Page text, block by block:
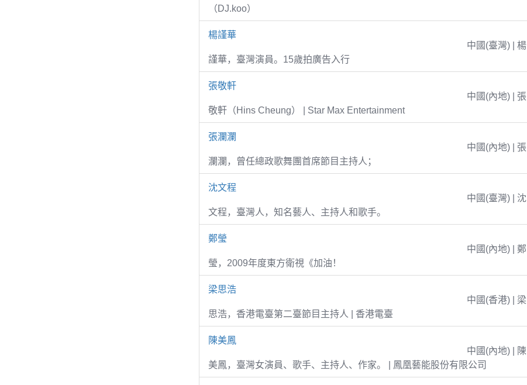
（DJ.koo）
楊謹華
中國(臺灣) | 楊
謹華，臺灣演員。15歲拍廣告入行
張敬軒
中國(內地) | 張
敬軒（Hins Cheung） | Star Max Entertainment
張瀾瀾
中國(內地) | 張
瀾瀾，曾任總政歌舞團首席節目主持人；
沈文程
中國(臺灣) | 沈
文程，臺灣人，知名藝人、主持人和歌手。
鄭瑩
中國(內地) | 鄭
瑩，2009年度東方衛視《加油！
梁思浩
中國(香港) | 梁
思浩，香港電臺第二臺節目主持人 | 香港電臺
陳美鳳
中國(內地) | 陳
美鳳，臺灣女演員、歌手、主持人、作家。 | 鳳凰藝能股份有限公司